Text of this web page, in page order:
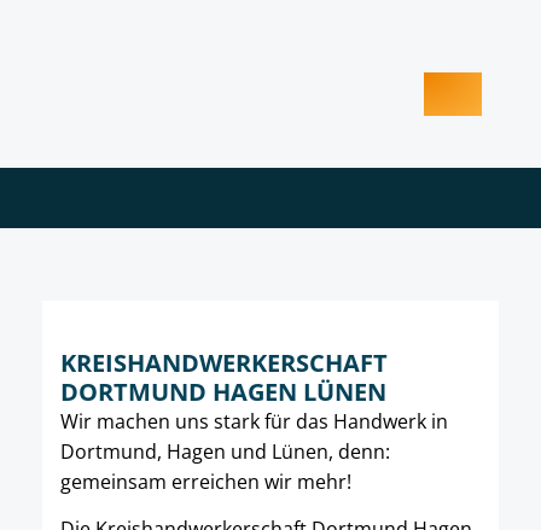
KREISHANDWERKERSCHAFT
DORTMUND HAGEN LÜNEN
Wir machen uns stark für das Handwerk in
Dortmund, Hagen und Lünen, denn:
gemeinsam erreichen wir mehr!